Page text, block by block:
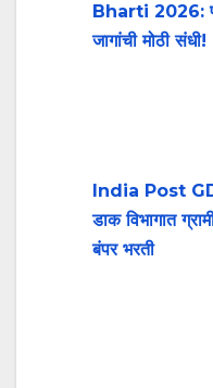
Bharti 2026:
जागांची मोठी संधी!
India Post
डाक विभागात
बंपर भरती